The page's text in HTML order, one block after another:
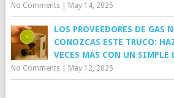
No Comments| May 14, 2025
LOS PROVEEDORES DE GAS
CONOZCAS ESTE TRUCO:
VECES MÁS CON UN SIMPLE
No Comments| May 12, 2025